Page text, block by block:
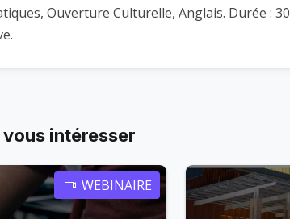
Ouverture Culturelle, Anglais. Durée : 30
intéresser
WEBINAIRE